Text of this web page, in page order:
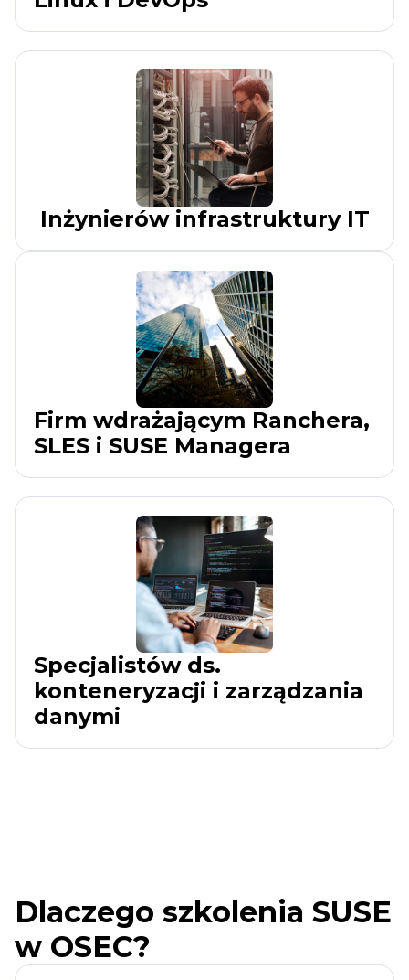
Inżynierów infrastruktury IT
Firm wdrażającym Ranchera,
SLES i SUSE Managera
Specjalistów ds.
konteneryzacji i zarządzania
danymi
Dlaczego szkolenia SUSE
w OSEC?